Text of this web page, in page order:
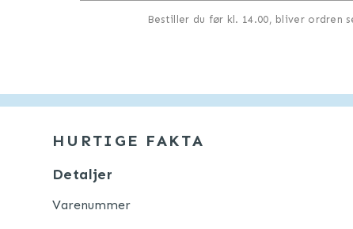
Bestiller du før kl. 14.00, bliver ordren
HURTIGE FAKTA
Detaljer
Varenummer